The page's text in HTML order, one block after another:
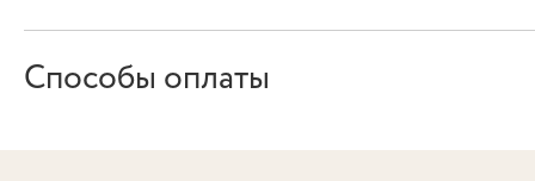
Способы оплаты